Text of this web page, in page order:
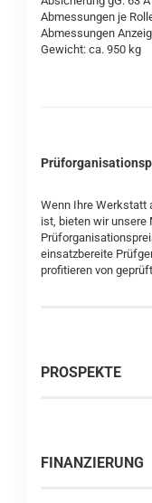
Abmessungen je
Abmessungen
Gewicht: ca. 950 kg
Wenn Ihre Werkstatt
ist, bieten wir unsere
einsatzbereite
profitieren von
PROSPEKTE
FINANZIERUNG